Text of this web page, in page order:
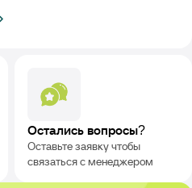
Остались вопросы?
Оставьте заявку чтобы
связаться с менеджером